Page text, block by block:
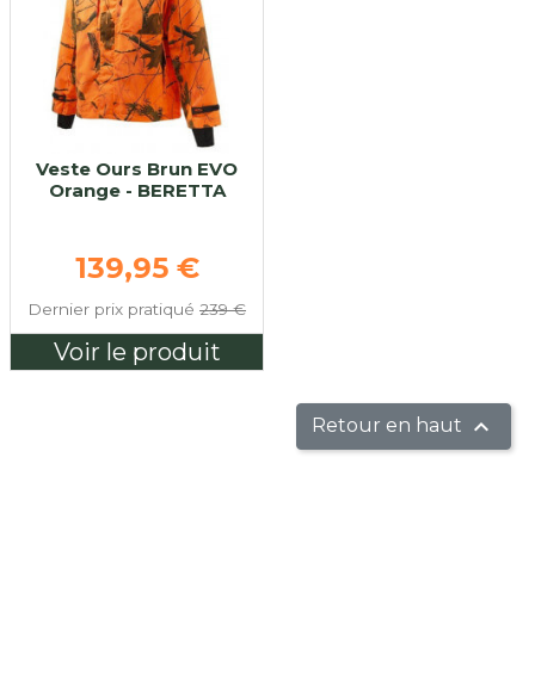
Veste Ours Brun EVO
Orange - BERETTA
Prix de base
139,95 €
Dernier prix pratiqué 239 €
Voir le produit
Retour en haut 